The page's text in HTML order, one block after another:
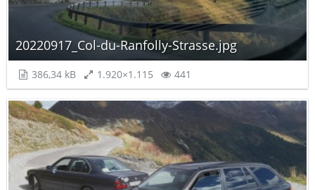
20220917_Col-du-Ranfolly-Strasse.jpg
386,34 kB 1.920×1.115 441